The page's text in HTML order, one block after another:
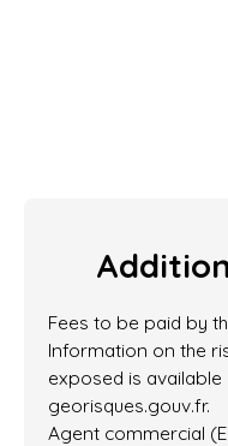
Fees to be paid by
Information on the
exposed is
georisques.gouv.fr.
Agent commercial